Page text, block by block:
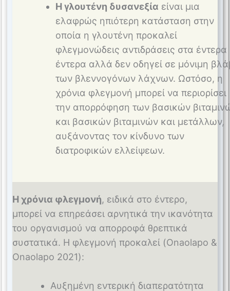
Η γλουτένη δυσανεξία είναι μια
ελαφρώς ηπιότερη κατάσταση στην
οποία η γλουτένη προκαλεί
φλεγμονώδεις αντιδράσεις στα έντερα
έντερα αλλά δεν οδηγεί σε μόνιμη
των βλεννογόνων λάχνων. Ωστόσο, η
χρόνια φλεγμονή μπορεί να περιορίσει
την απορρόφηση των βασικών
και βασικών βιταμινών και μετάλλων,
αυξάνοντας τον κίνδυνο των
διατροφικών ελλείψεων.
Η χρόνια φλεγμονή, ειδικά στο έντερο,
μπορεί να επηρεάσει αρνητικά την ικανότητα
του οργανισμού να απορροφά θρεπτικά
συστατικά. Η φλεγμονή προκαλεί (Onaolapo &
Onaolapo 2021):
Αυξημένη εντερική διαπερατότητα